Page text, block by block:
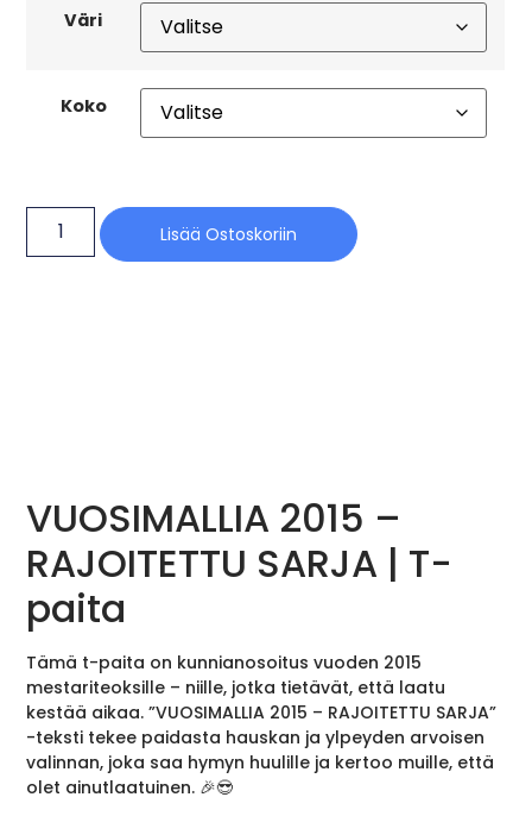
Väri
Koko
Lisää Ostoskoriin
VUOSIMALLIA 2015 –
RAJOITETTU SARJA | T-
paita
Tämä t-paita on kunnianosoitus vuoden 2015
mestariteoksille – niille, jotka tietävät, että laatu
kestää aikaa. ”VUOSIMALLIA 2015 – RAJOITETTU SARJA”
-teksti tekee paidasta hauskan ja ylpeyden arvoisen
valinnan, joka saa hymyn huulille ja kertoo muille, että
olet ainutlaatuinen. 🎉😎